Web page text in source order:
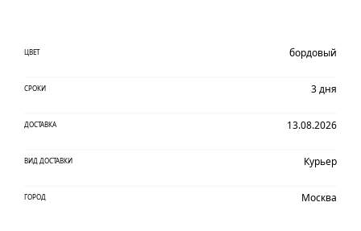
ЦВЕТ бордовый
СРОКИ 3 дня
ДОСТАВКА 13.08.2026
ВИД ДОСТАВКИ Курьер
ГОРОД Москва